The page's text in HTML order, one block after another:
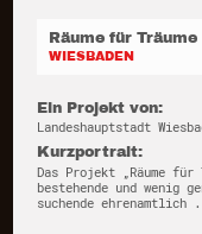
Räume für Träume
WIESBADEN
Ein Projekt von:
Landeshauptstadt
Kurzportrait:
Das Projekt „Räume für
bestehende und wenig
suchende ehrenamtlich